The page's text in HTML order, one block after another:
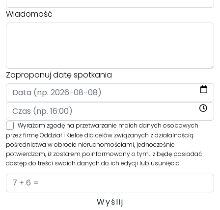
Wiadomość
Zaproponuj datę spotkania
Wyrażam zgodę na przetwarzanie moich danych osobowych
przez firmę Oddział I Kielce dla celów związanych z działalnością
pośrednictwa w obrocie nieruchomościami, jednocześnie
potwierdzam, iż zostałem poinformowany o tym, iż będę posiadać
dostęp do treści swoich danych do ich edycji lub usunięcia.